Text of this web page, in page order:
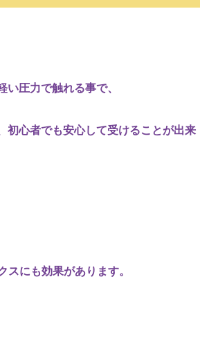
圧力で触れる事で、
初心者でも安心して受けることが出来
にも効果があります。